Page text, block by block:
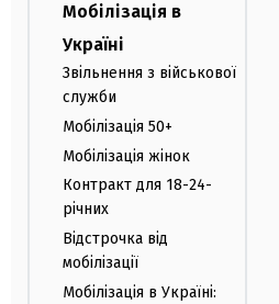
Мобілізація в
Україні
Звільнення з військової
служби
Мобілізація 50+
Мобілізація жінок
Контракт для 18-24-
річних
Відстрочка від
мобілізації
Мобілізація в Україні: